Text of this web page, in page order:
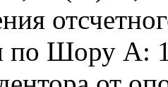
по Шору А: